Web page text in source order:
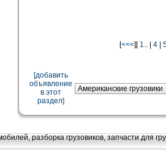
[<<<][ 1.. 4
[добавить
объявление
в этот
раздел]
разборка грузовиков, запчасти для